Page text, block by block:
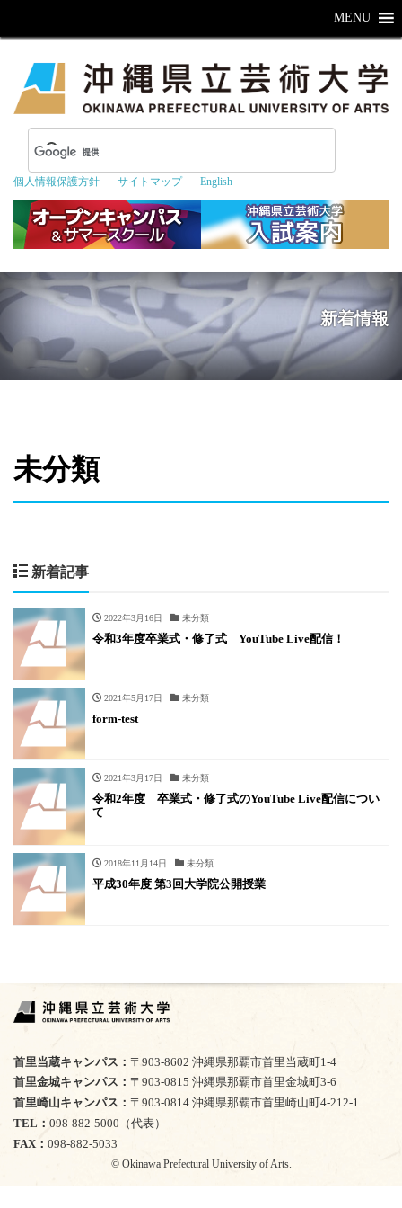
個人情報保護方針 サイトマップ English
MENU
新着情報
未分類
新着記事
2022年3月16日 未分類
令和3年度卒業式・修了式 YouTube Live配信！
2021年5月17日 未分類
form-test
2021年3月17日 未分類
令和2年度 卒業式・修了式のYouTube Live配信につい
て
2018年11月14日 未分類
平成30年度 第3回大学院公開授業
TEL
098-882-5000（代表）
FAX
098-882-5033
© Okinawa Prefectural University of Arts.
首里当蔵キャンパス
〒903-8602 沖縄県那覇市首里当蔵町1-4
首里金城キャンパス
〒903-0815 沖縄県那覇市首里金城町3-6
首里崎山キャンパス
〒903-0814 沖縄県那覇市首里崎山町4-212-1